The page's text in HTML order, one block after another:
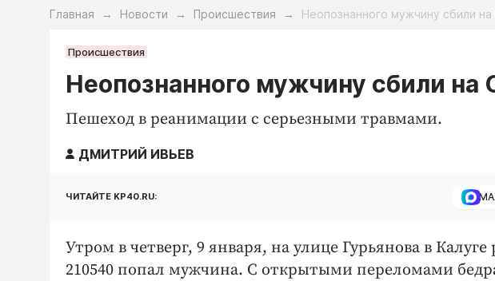
Главная → Новости → Происшествия → Неопознанного мужчину сбили на
Происшествия
Неопознанного мужчину сбили на
Пешеход в реанимации с серьезными травмами.
ДМИТРИЙ ИВЬЕВ
ЧИТАЙТЕ KP40.RU:
Утром в четверг, 9 января, на улице Гурьянова в
210540 попал мужчина. С открытыми переломами